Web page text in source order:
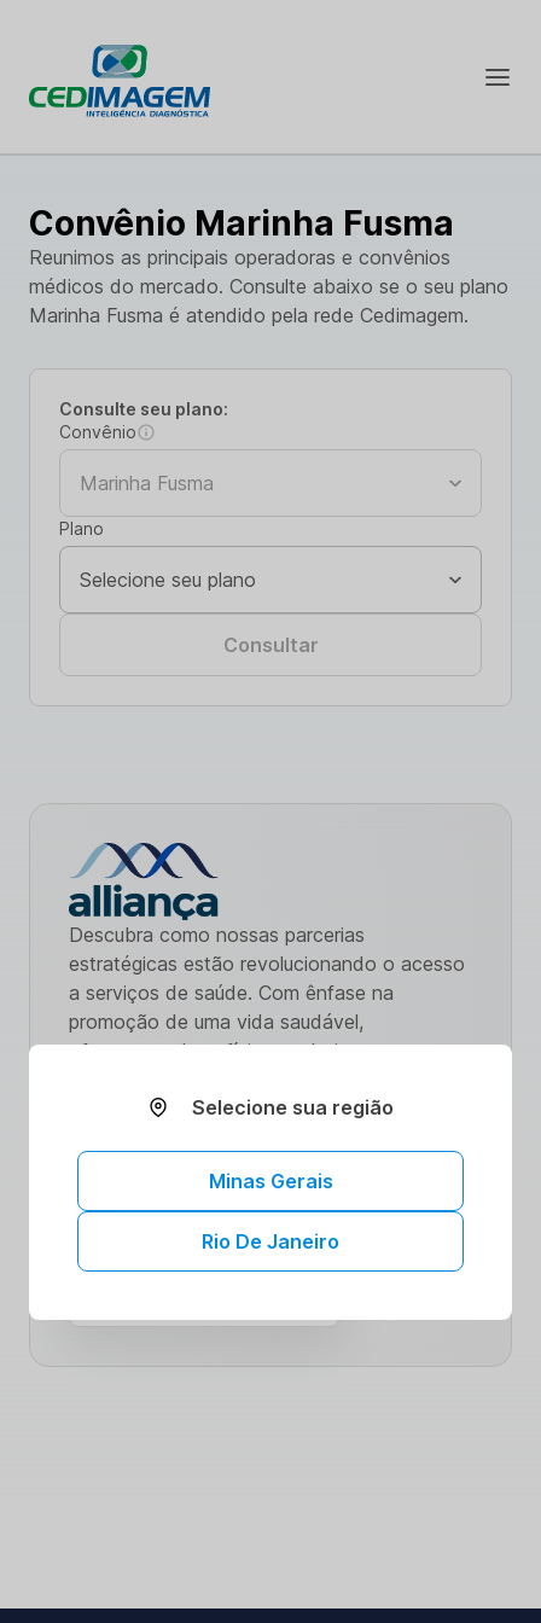
Convênio Marinha Fusma
Reunimos as principais operadoras e convênios
médicos do mercado. Consulte abaixo se o seu plano
Marinha Fusma é atendido pela rede Cedimagem.
Consulte seu plano:
Convênio
Plano
Consultar
Descubra como nossas parcerias
estratégicas estão revolucionando o acesso
a serviços de saúde. Com ênfase na
promoção de uma vida saudável,
oferecemos benefícios exclusivos e
comunidade comprometida com seu bem-
colaborações podem impulsionar sua jornada
para uma saúde plena.
Selecione sua região
Minas Gerais
Rio De Janeiro